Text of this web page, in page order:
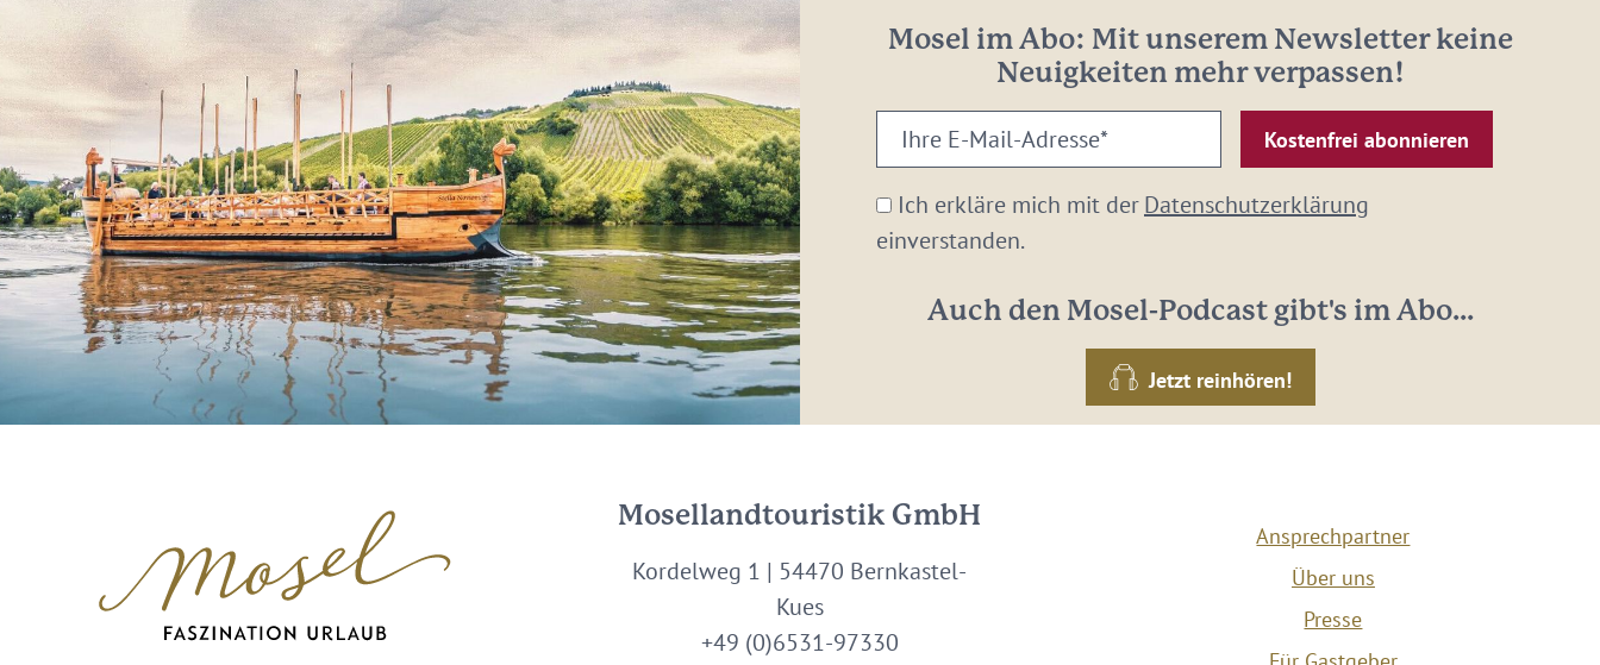
Mosel im Abo: Mit unserem Newsletter keine
Neuigkeiten mehr verpassen!
Ihre
E-
Mail-
Adresse:
Ich erkläre mich mit derDatenschutzerklärung
einverstanden.
Auch den Mosel-Podcast gibt's im Abo...
Jetzt reinhören!
Mosellandtouristik GmbH
Kordelweg 1 | 54470 Bernkastel-
Kues
+49 (0)6531-97330
Ansprechpartner
Über uns
Presse